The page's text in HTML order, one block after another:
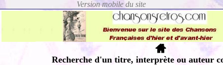
Recherche d'un titre, interprète ou auteur